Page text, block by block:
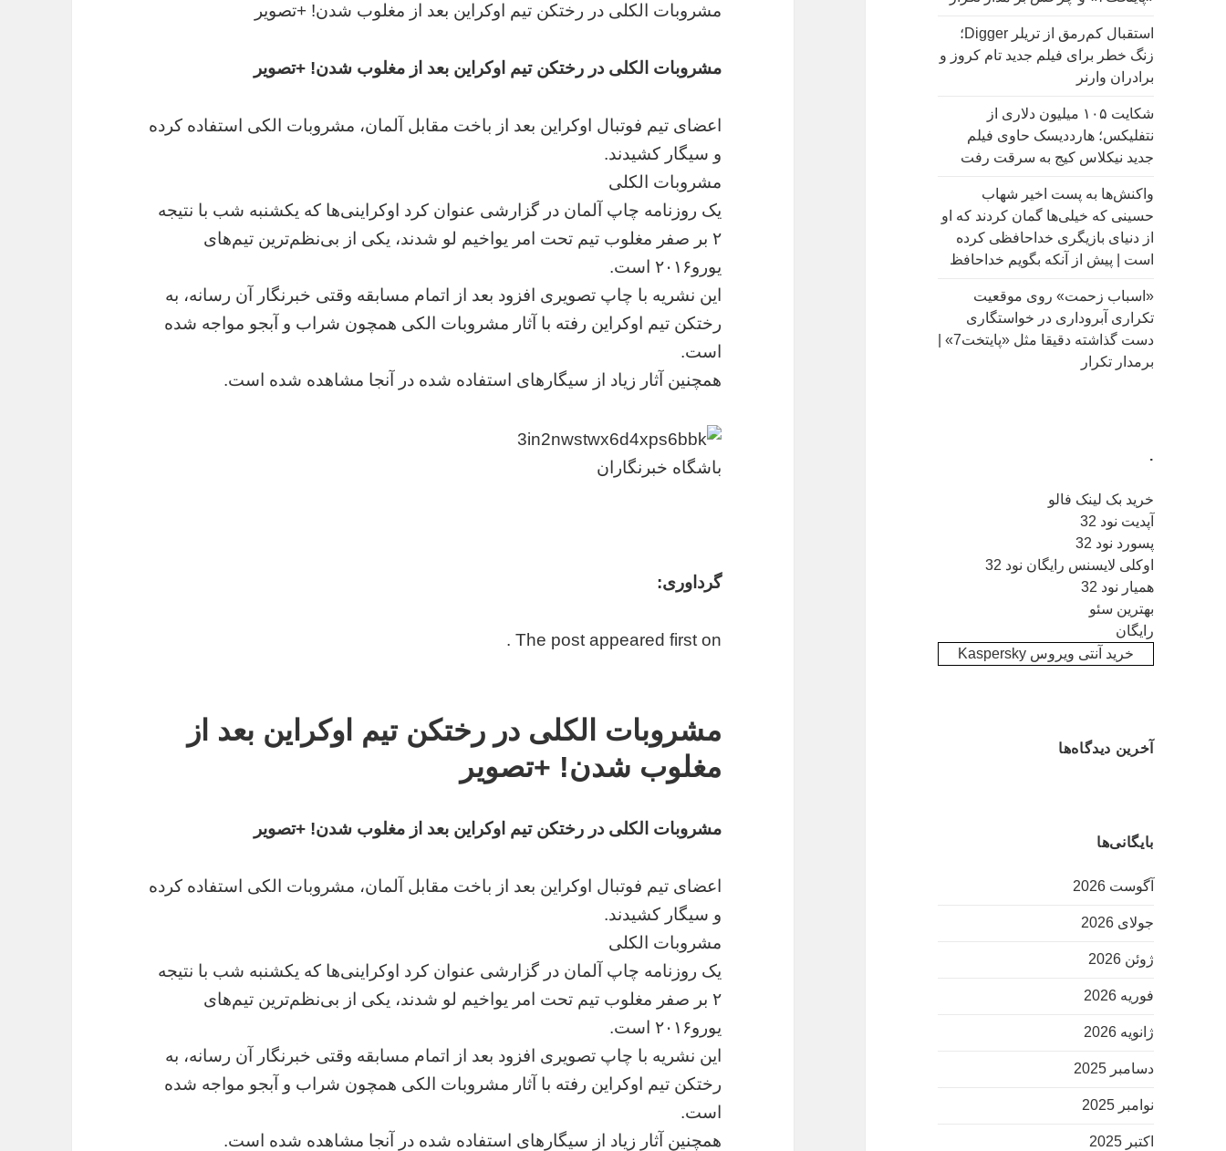
استقبال کم‌رمق از تریلر Digger؛
زنگ خطر برای فیلم جدید تام کروز و
برادران وارنر
شکایت ۱۰۵ میلیون دلاری از
نتفلیکس؛ هارددیسک حاوی فیلم
جدید نیکلاس کیج به سرقت رفت
واکنش‌ها به پست اخیر شهاب
حسینی که خیلی‌ها گمان کردند که او
از دنیای بازیگری خداحافظی کرده
است | پیش از آنکه بگویم خداحافظ
«اسباب زحمت» روی موقعیت
تکراری آبروداری در خواستگاری
دست گذاشته دقیقا مثل «پایتخت7» |
برمدار تکرار
.
خرید بک لینک فالو
آپدیت نود 32
پسورد نود 32
اوکلی لایسنس رایگان نود 32
همیار نود 32
بهترین سئو
رایگان
خرید آنتی ویروس Kaspersky
آخرین دیدگاه‌ها
بایگانی‌ها
آگوست 2026
جولای 2026
ژوئن 2026
فوریه 2026
ژانویه 2026
دسامبر 2025
نوامبر 2025
اکتبر 2025
مشروبات الکلی در رختکن تیم اوکراین بعد از مغلوب شدن! +تصویر
مشروبات الکلی در رختکن تیم اوکراین بعد از مغلوب شدن! +تصویر
اعضای تیم فوتبال اوکراین بعد از باخت مقابل آلمان، مشروبات الکی استفاده کرده
و سیگار کشیدند.
مشروبات الکلی
یک روزنامه چاپ آلمان در گزارشی عنوان کرد اوکراینی‌ها که یکشنبه شب با نتیجه
۲ بر صفر مغلوب تیم تحت امر یواخیم لو شدند، یکی از بی‌نظم‌ترین تیم‌های
یورو۲۰۱۶ است.
این نشریه با چاپ تصویری افزود بعد از اتمام مسابقه وقتی خبرنگار آن رسانه، به
رختکن تیم اوکراین رفته با آثار مشروبات الکی همچون شراب و آبجو مواجه شده
است.
همچنین آثار زیاد از سیگارهای استفاده شده در آنجا مشاهده شده است.
باشگاه خبرنگاران
گرداوری:
The post appeared first on .
مشروبات الکلی در رختکن تیم اوکراین بعد از
مغلوب شدن! +تصویر
مشروبات الکلی در رختکن تیم اوکراین بعد از مغلوب شدن! +تصویر
اعضای تیم فوتبال اوکراین بعد از باخت مقابل آلمان، مشروبات الکی استفاده کرده
و سیگار کشیدند.
مشروبات الکلی
یک روزنامه چاپ آلمان در گزارشی عنوان کرد اوکراینی‌ها که یکشنبه شب با نتیجه
۲ بر صفر مغلوب تیم تحت امر یواخیم لو شدند، یکی از بی‌نظم‌ترین تیم‌های
یورو۲۰۱۶ است.
این نشریه با چاپ تصویری افزود بعد از اتمام مسابقه وقتی خبرنگار آن رسانه، به
رختکن تیم اوکراین رفته با آثار مشروبات الکی همچون شراب و آبجو مواجه شده
است.
همچنین آثار زیاد از سیگارهای استفاده شده در آنجا مشاهده شده است.